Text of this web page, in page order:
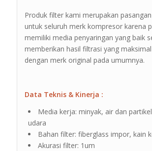
Produk filter kami merupakan
untuk seluruh merk kompresor karena
memiliki media penyaringan yang baik
memberikan hasil filtrasi yang
dengan merk original pada umumnya.
Data Teknis & Kinerja :
Media kerja: minyak, air dan
udara
Bahan filter: fiberglass impor, kain
Akurasi filter: 1um